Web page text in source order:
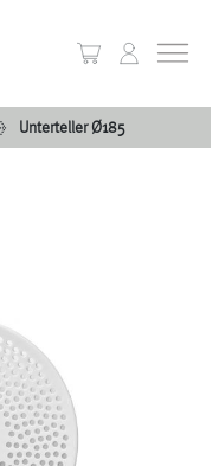
Unterteller Ø185